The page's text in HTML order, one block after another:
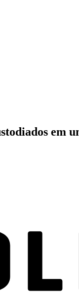
em